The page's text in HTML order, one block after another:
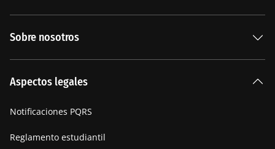
Sobre nosotros
Manifiesto
Aspectos legales
Notificaciones PQRS
Reglamento estudiantil